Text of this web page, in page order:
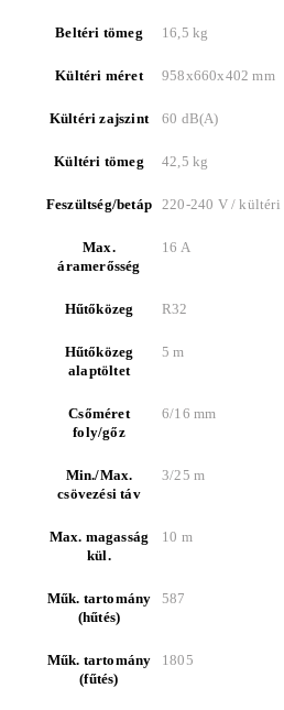
Beltéri tömeg 16,5 kg
Kültéri méret 958x660x402 mm
Kültéri zajszint 60 dB(A)
Kültéri tömeg 42,5 kg
Feszültség/betáp 220-240 V / kültéri
Max.
áramerősség
16 A
Hűtőközeg R32
Hűtőközeg
alaptöltet
5 m
Csőméret
foly/gőz
6/16 mm
Min./Max.
csövezési táv
3/25 m
Max. magasság
kül.
10 m
Műk. tartomány
(hűtés)
587
Műk. tartomány
(fűtés)
1805